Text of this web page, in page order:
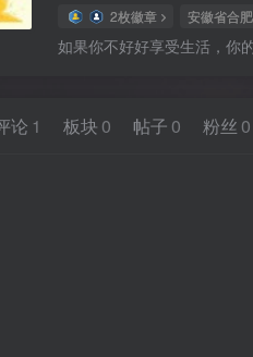
2枚徽章 安徽省合
如果你不好好享受生活，你
论 1 板块 0 帖子 0 粉丝 0